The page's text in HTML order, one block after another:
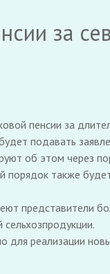
за
пенсии за
подавать
об этом через
порядок также
представители
для реализации